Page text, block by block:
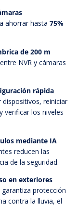
ahorrar hasta 75%
de 200 m
NVR y cámaras
rápida
dispositivos, reiniciar
verificar los niveles
mediante IA
reducen las
de la seguridad.
en exteriores
protección
contra la lluvia, el